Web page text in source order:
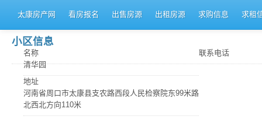
太康房产网 看房报名 出售房源 出租房源 求购信息 求租
小区信息
名称
清华园
地址
河南省周口市太康县支农路西段人民检察院东99米路
北西北方向110米
联系电话